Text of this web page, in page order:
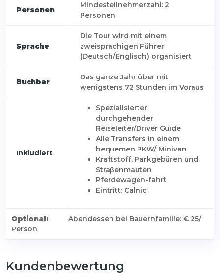
Personen
Mindesteilnehmerzahl: 2
Personen
Sprache
Die Tour wird mit einem
zweisprachigen Führer
(Deutsch/Englisch) organisiert
Buchbar
Das ganze Jahr über mit
wenigstens 72 Stunden im Voraus
Inkludiert
Spezialisierter
durchgehender
Reiseleiter/Driver Guide
Alle Transfers in einem
bequemen PKW/ Minivan
Kraftstoff, Parkgebüren und
Straβenmauten
Pferdewagen-fahrt
Eintritt: Calnic
Optional: Abendessen bei Bauernfamilie: € 25/
Person
Kundenbewertung